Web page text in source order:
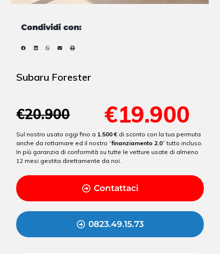
Condividi con:
Subaru Forester
€20.900 €19.900
Sul nostro usato oggi fino a 1.500 € di sconto con la tua permuta
anche da rottamare ed il nostro “finanziamento 2.0” tutto incluso.
In più garanzia di conformità su tutte le vetture usate di almeno
12 mesi gestita direttamente da noi.
Contattaci
0823.49.15.73